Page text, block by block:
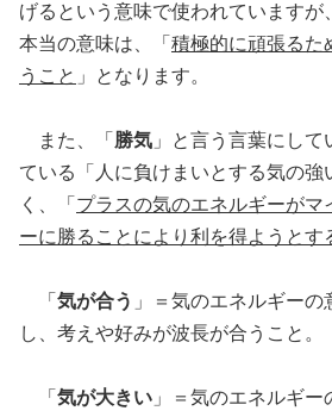
げるという意味で使われていますが
本当の意味は、「 積極的に頑張るた
うこと 」となります。
また、「 勝気 」と言う言葉にし
ている「 人に負けまいとする気の
く、「 プラスの気のエネルギーがマ
ーに勝ることにより利を得ようとす
「 気が合う 」＝気のエネルギー
し、考えや好みが波長が合うこと。
「 気が大きい 」＝気のエネルギ